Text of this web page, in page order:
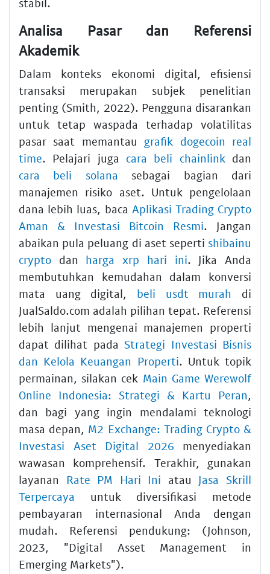
Analisa Pasar dan Referensi
Akademik
Dalam konteks ekonomi digital, efisiensi
transaksi merupakan subjek penelitian
penting (Smith, 2022). Pengguna disarankan
untuk tetap waspada terhadap volatilitas
pasar saat memantau grafik dogecoin real
time. Pelajari juga cara beli chainlinkdan
cara beli solana sebagai bagian dari
manajemen risiko aset. Untuk pengelolaan
dana lebih luas, baca Aplikasi Trading Crypto
Aman & Investasi Bitcoin Resmi. Jangan
abaikan pula peluang di aset seperti shibainu
crypto dan harga xrp hari ini. Jika Anda
membutuhkan kemudahan dalam konversi
mata uang digital, beli usdt murah
di
JualSaldo.com adalah pilihan tepat. Referensi
lebih lanjut mengenai manajemen properti
dapat dilihat padaStrategi Investasi Bisnis
dan Kelola Keuangan Properti. Untuk topik
permainan, silakan cek Main Game Werewolf
Online Indonesia: Strategi & Kartu Peran
dan bagi yang ingin mendalami teknologi
masa depan, M2 Exchange: Trading Crypto &
Investasi Aset Digital 2026 menyediakan
wawasan komprehensif. Terakhir, gunakan
layanan Rate PM Hari Ini atau Jasa Skrill
Terpercaya untuk diversifikasi metode
pembayaran internasional Anda dengan
mudah. Referensi pendukung: (Johnson,
2023, "Digital Asset Management in
Emerging Markets").